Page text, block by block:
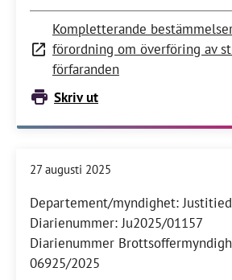
Kompletterande
förordning om överföring av
förfaranden
Skriv ut
27 augusti 2025
Departement/myndighet:
Diarienummer: Ju2025/01157
Diarienummer
06925/2025